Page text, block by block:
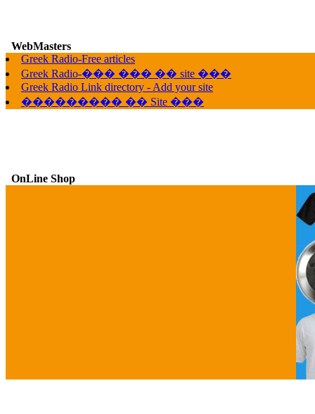
WebMasters
Greek Radio-Free articles
Greek Radio-��� ��� �� site ���
Greek Radio Link directory - Add your site
��������� �� Site ���
OnLine Shop